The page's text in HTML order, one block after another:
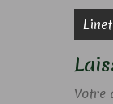
de
Votre